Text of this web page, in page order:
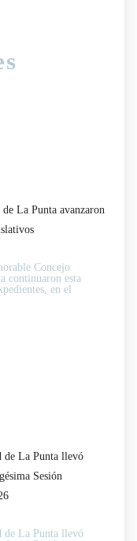
La Punta avanzaron
Concejo
continuaron esta
en el
de La Punta llevó
Sesión
de La Punta llevó